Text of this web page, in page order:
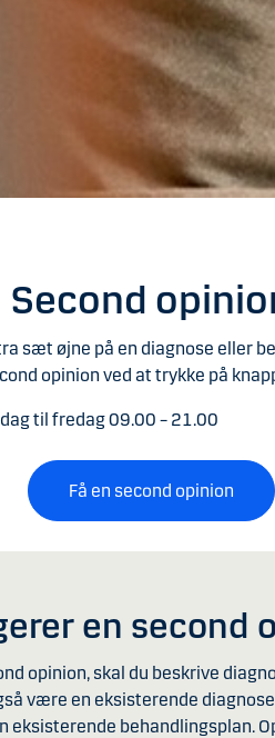
Second
sæt øjne på en diagnose eller
opinion ved at trykke på
til fredag 09.00 – 21.00
Få en second opinion
en second
opinion, skal du beskrive
være en eksisterende
eksisterende behandlingsplan.